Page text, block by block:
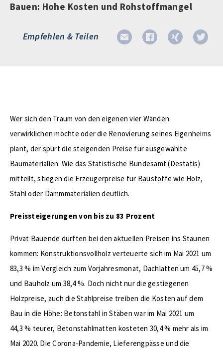
Bauen: Hohe Kosten und Rohstoffmangel
Empfehlen & Teilen
Wer sich den Traum von den eigenen vier Wänden
verwirklichen möchte oder die Renovierung seines Eigenheims
plant, der spürt die steigenden Preise für ausgewählte
Baumaterialien. Wie das Statistische Bundesamt (Destatis)
mitteilt, stiegen die Erzeugerpreise für Baustoffe wie Holz,
Stahl oder Dämmmaterialien deutlich.
Preissteigerungen von bis zu 83 Prozent
Privat Bauende dürften bei den aktuellen Preisen ins Staunen
kommen: Konstruktionsvollholz verteuerte sich im Mai 2021 um
83,3 % im Vergleich zum Vorjahresmonat, Dachlatten um 45,7 %
und Bauholz um 38,4 %. Doch nicht nur die gestiegenen
Holzpreise, auch die Stahlpreise treiben die Kosten auf dem
Bau in die Höhe: Betonstahl in Stäben war im Mai 2021 um
44,3 % teurer, Betonstahlmatten kosteten 30,4 % mehr als im
Mai 2020. Die Corona-Pandemie, Lieferengpässe und die